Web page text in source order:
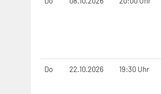
Do 22.10.2026 19:30 Uhr